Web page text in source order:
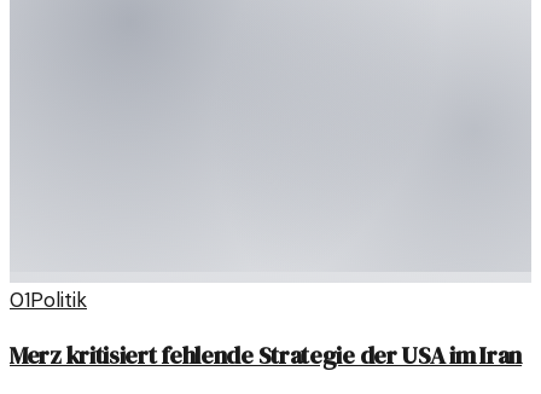
01Politik
Merz kritisiert fehlende Strategie der USA im Iran